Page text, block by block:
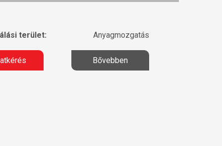
terület: Anyagmozgatás
Bővebben